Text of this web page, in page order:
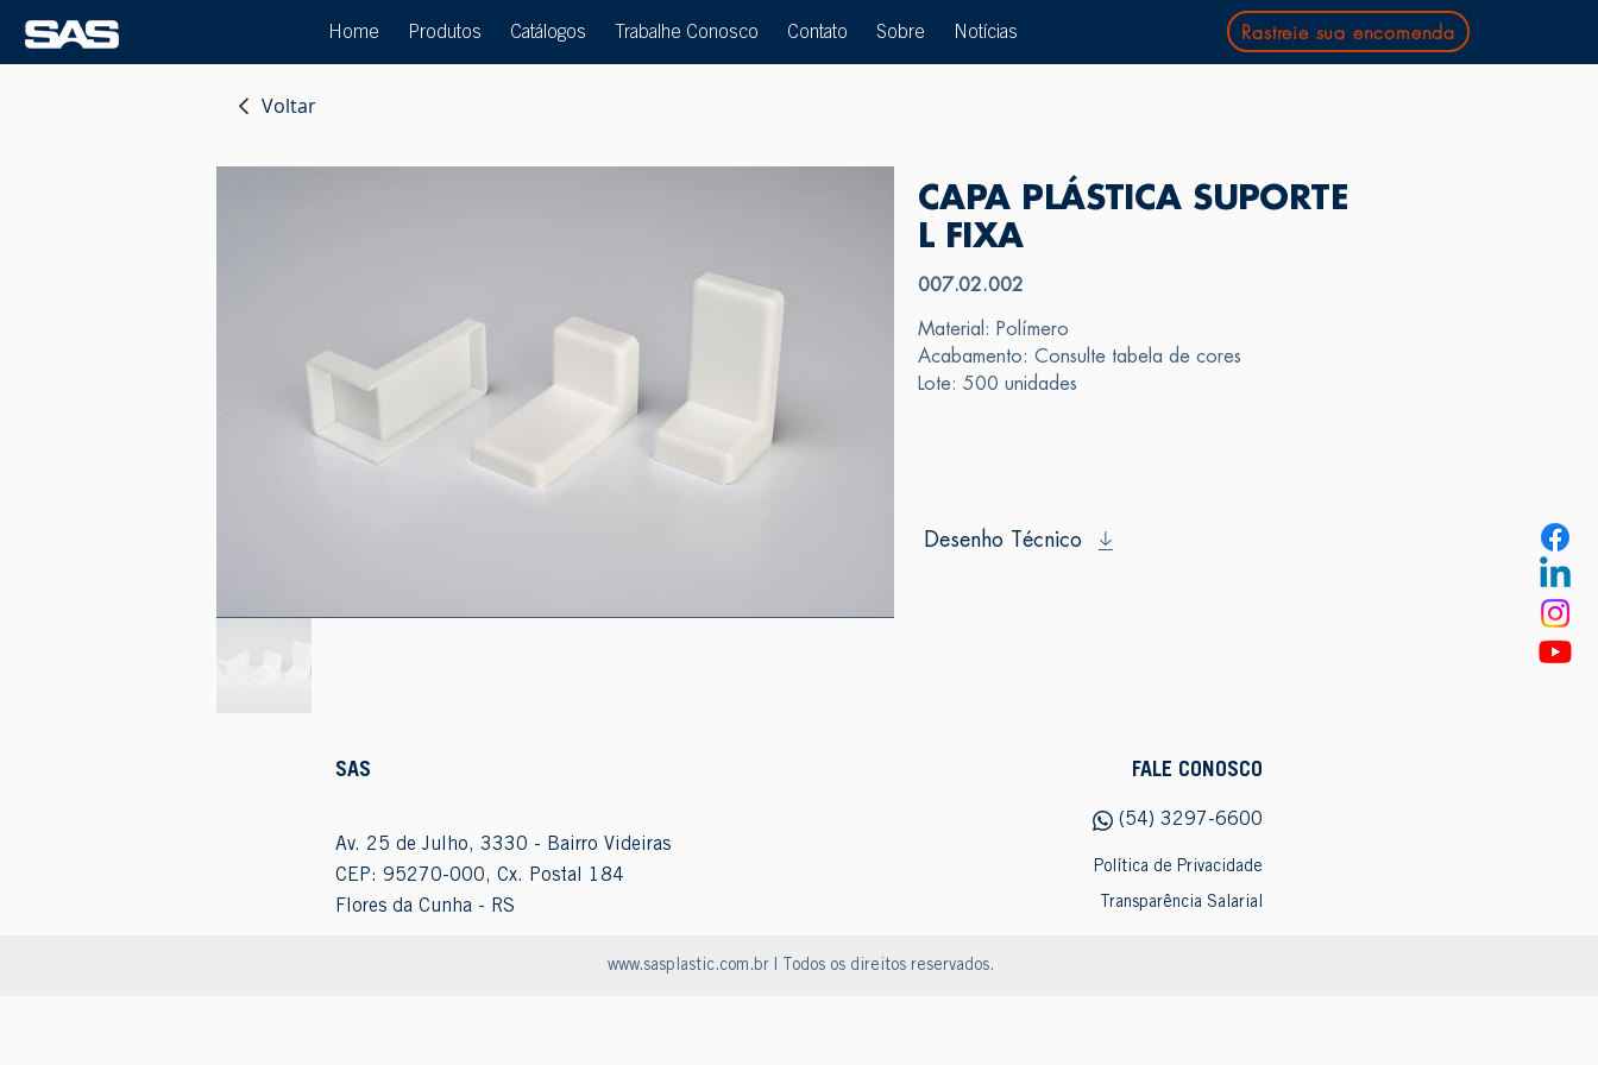
Home Produtos Catálogos Trabalhe Conosco Contato Sobre Notícias Rastreie sua encomenda
Voltar
CAPA PLÁSTICA SUPORTE
L FIXA
007.02.002
Material: Polímero
Acabamento: Consulte tabela de cores
Lote: 500 unidades
Desenho Técnico
SAS
Av. 25 de Julho, 3330 - Bairro Videiras
CEP: 95270-000, Cx. Postal 184
Flores da Cunha - RS
FALE CONOSCO
(54) 3297-6600
Política de Privacidade
Transparência Salarial
www.sasplastic.com.br| Todos os direitos reservados.